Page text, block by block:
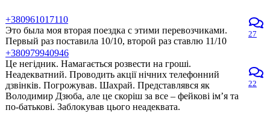
+380961017110
Это была моя вторая поездка с этими перевозчиками.
Первый раз поставила 10/10, второй раз ставлю 11/10
27
+380979940946
Це негідник. Намагається розвести на гроші.
Неадекватний. Проводить акції нічних телефонний
дзвінків. Погрожував. Шахрай. Представлявся як
Володимир Дзюба, але це скоріш за все – фейкові ім’я та
по-батькові. Заблокував цього неадеквата.
22